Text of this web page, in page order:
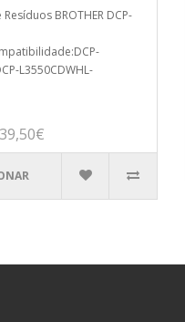
BROTHER DCP-
L3550CDWHL-